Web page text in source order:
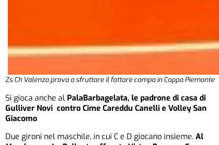
Zs Ch Valenza prova a sfruttare il fattore campo in Coppa Piemonte
Si gioca anche al PalaBarbagelata, le padrone di casa di
Gulliver Novi contro Cime Careddu Canelli e Volley San
Giacomo
Due gironi nel maschile, in cui C e D giocano insieme.Al